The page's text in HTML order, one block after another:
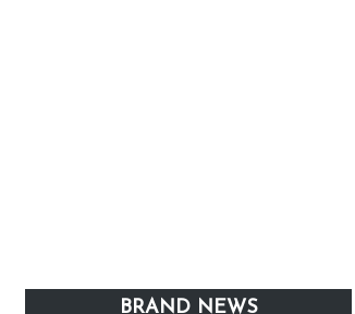
BRAND NEWS